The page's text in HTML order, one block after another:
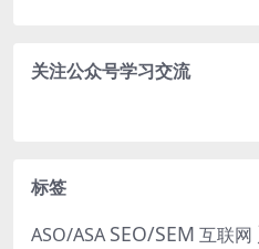
关注公众号学习交流
标签
ASO/ASA SEO/SEM 互联网